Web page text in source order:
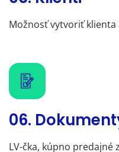
Možnosť vytvoriť
06.
LV-čka, kúpno